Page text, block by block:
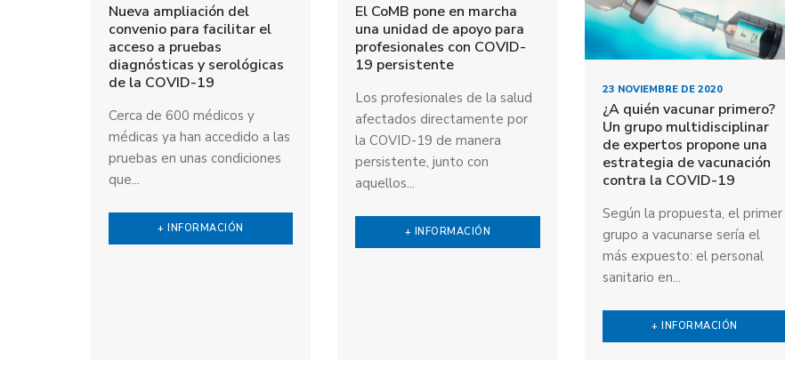
Nueva ampliación del
convenio para facilitar el
acceso a pruebas
diagnósticas y serológicas
de la COVID-19
Cerca de 600 médicos y
médicas ya han accedido a las
pruebas en unas condiciones
que...
+ INFORMACIÓN
El CoMB pone en marcha
una unidad de apoyo para
profesionales con COVID-
19 persistente
Los profesionales de la salud
afectados directamente por
la COVID-19 de manera
persistente, junto con
aquellos...
+ INFORMACIÓN
23 NOVIEMBRE DE 2020
¿A quién vacunar primero?
Un grupo multidisciplinar
de expertos propone una
estrategia de vacunación
contra la COVID-19
Según la propuesta, el primer
grupo a vacunarse sería el
más expuesto: el personal
sanitario en...
+ INFORMACIÓN